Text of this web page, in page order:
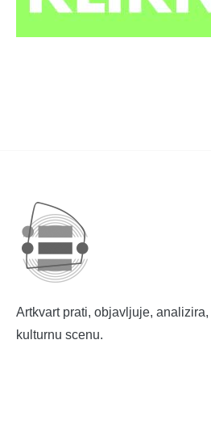
Artkvart prati, objavljuje,
kulturnu scenu.